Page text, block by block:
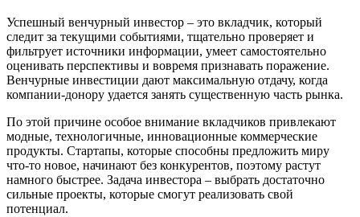
Успешный венчурный инвестор – это вкладчик, который
следит за текущими событиями, тщательно проверяет и
фильтрует источники информации, умеет самостоятельно
оценивать перспективы и вовремя признавать поражение.
Венчурные инвестиции дают максимальную отдачу, когда
компании-донору удается занять существенную часть рынка.
По этой причине особое внимание вкладчиков привлекают
модные, технологичные, инновационные коммерческие
продукты. Стартапы, которые способны предложить миру
что-то новое, начинают без конкурентов, поэтому растут
намного быстрее. Задача инвестора – выбрать достаточно
сильные проекты, которые смогут реализовать свой
потенциал.